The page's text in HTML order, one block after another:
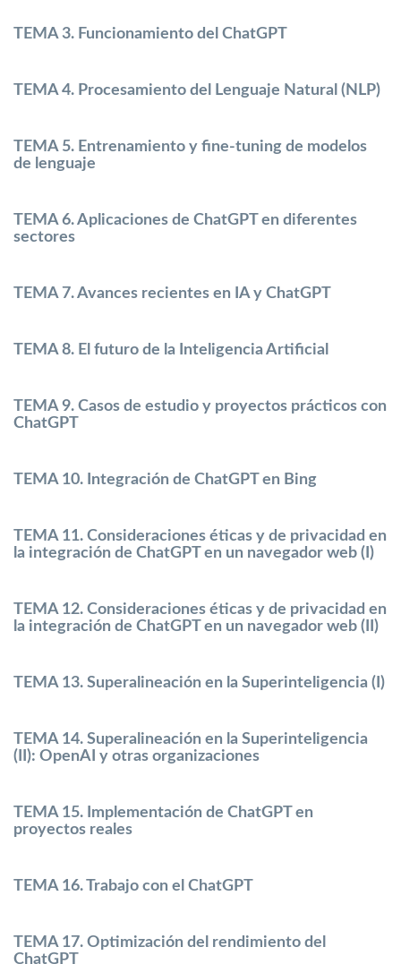
TEMA 3. Funcionamiento del ChatGPT
TEMA 4. Procesamiento del Lenguaje Natural (NLP)
TEMA 5. Entrenamiento y fine-tuning de modelos
de lenguaje
TEMA 6. Aplicaciones de ChatGPT en diferentes
sectores
TEMA 7. Avances recientes en IA y ChatGPT
TEMA 8. El futuro de la Inteligencia Artificial
TEMA 9. Casos de estudio y proyectos prácticos con
ChatGPT
TEMA 10. Integración de ChatGPT en Bing
TEMA 11. Consideraciones éticas y de privacidad en
la integración de ChatGPT en un navegador web (I)
TEMA 12. Consideraciones éticas y de privacidad en
la integración de ChatGPT en un navegador web (II)
TEMA 13. Superalineación en la Superinteligencia (I)
TEMA 14. Superalineación en la Superinteligencia
(II): OpenAI y otras organizaciones
TEMA 15. Implementación de ChatGPT en
proyectos reales
TEMA 16. Trabajo con el ChatGPT
TEMA 17. Optimización del rendimiento del
ChatGPT